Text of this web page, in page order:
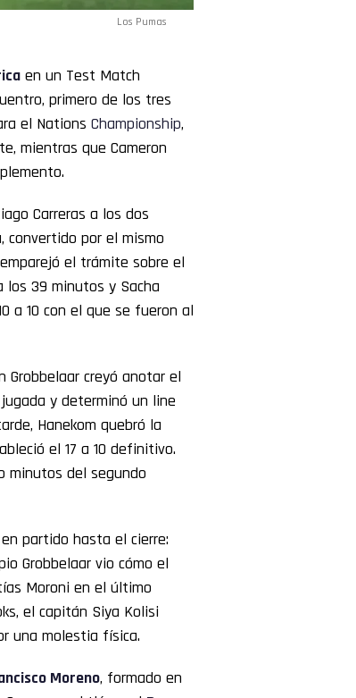
Los Pumas
en un Test Match
primero de los tres
el Nations Championship,
mientras que Cameron
Carreras a los dos
convertido por el mismo
el trámite sobre el
los 39 minutos y Sacha
a 10 con el que se fueron al
Grobbelaar creyó anotar el
y determinó un line
Hanekom quebró la
el 17 a 10 definitivo.
minutos del segundo
partido hasta el cierre:
Grobbelaar vio cómo el
Moroni en el último
el capitán Siya Kolisi
una molestia física.
Moreno, formado en